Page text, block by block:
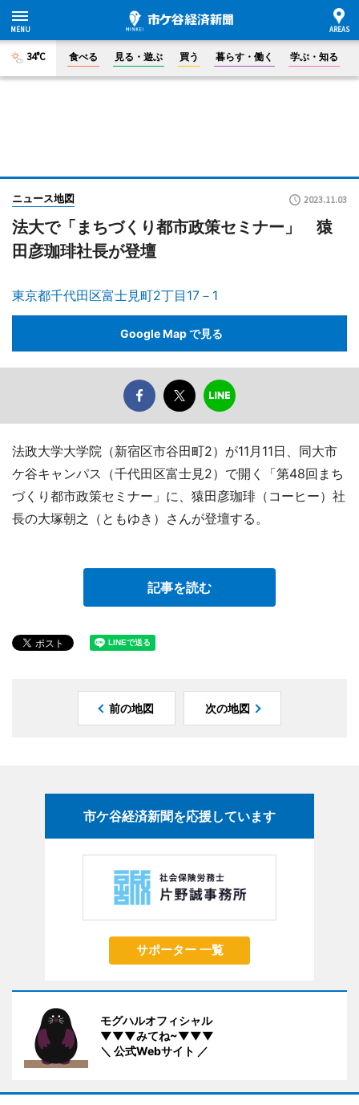
34°C 食べる 見る・遊ぶ 買う 暮らす・働く 学ぶ・知る
ニュース地図 2023.11.03
法大で「まちづくり都市政策セミナー」 猿
田彦珈琲社長が登壇
東京都千代田区富士見町2丁目17－1
Google Map で見る
法政大学大学院（新宿区市谷田町2）が11月11日、同大市
ケ谷キャンパス（千代田区富士見2）で開く「第48回まち
づくり都市政策セミナー」に、猿田彦珈琲（コーヒー）社
長の大塚朝之（ともゆき）さんが登壇する。
記事を読む
前の地図 次の地図
市ケ谷経済新聞を応援しています
サポーター 一覧
モグハルオフィシャル
▼▼▼みてね~▼▼▼
＼ 公式Webサイト ／